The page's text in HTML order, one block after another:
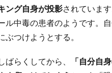
ング自身が投影されていま
ル中毒の患者のようです。
つけようとする。
らくしてから、 「自分自